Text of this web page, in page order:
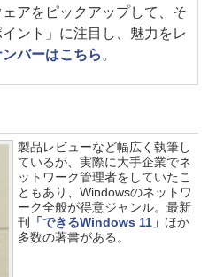
アをピックアップして、そ
ント」に注目し、魅力をレ
バーはこちら 。
製品レビューなど幅広く執筆し
ているが、実際に大手企業でネ
ットワーク管理者をしていたこ
ともあり、Windowsのネットワ
ーク全般が得意ジャンル。最新
刊
「できるWindows 11」 ほか
多数の著書がある。